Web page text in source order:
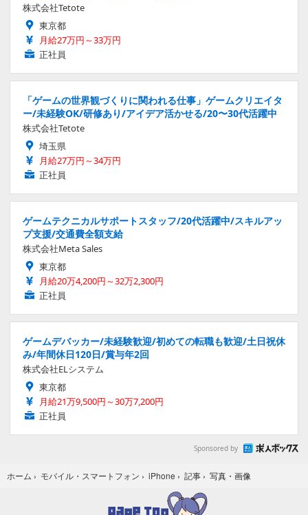
株式会社Tetote
東京都
月給27万円～33万円
正社員
「ゲームの世界観づくりに関われる仕事」ゲームクリエイタ
ー/未経験OK/研修あり/アイデア活かせる/20〜30代活躍中
株式会社Tetote
埼玉県
月給27万円～34万円
正社員
ゲームテクニカルサポートスタッフ/20代活躍中/スキルアッ
プ支援/交通費全額支給
株式会社Meta Sales
東京都
月給20万4,200円～32万2,300円
正社員
ゲームデバッカー/未経験歓迎/初めての転職も歓迎/土日祝休
み/年間休日120日/賞与年2回
株式会社ELシステム
東京都
月給21万9,500円～30万7,200円
正社員
Sponsored by
ホーム › モバイル・スマートフォン › iPhone › 記事 › 写真・画像